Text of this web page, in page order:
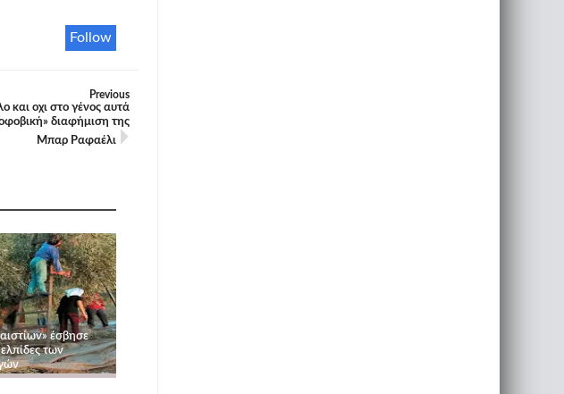
Follow
Previous
και οχι στο γένος αυτά
διαφήμιση της
Μπαρ Ραφαέλι
έσβησε
ελπίδες των